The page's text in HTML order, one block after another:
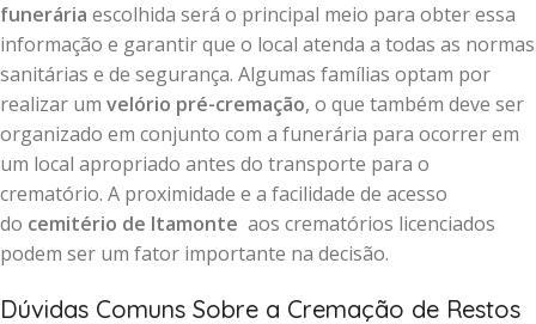
funerária escolhida será o principal meio para obter essa
informação e garantir que o local atenda a todas as normas
sanitárias e de segurança. Algumas famílias optam por
realizar um velório pré-cremação, o que também deve ser
organizado em conjunto com a funerária para ocorrer em
um local apropriado antes do transporte para o
crematório. A proximidade e a facilidade de acesso
do cemitério de Itamonte aos crematórios licenciados
podem ser um fator importante na decisão.
Dúvidas Comuns Sobre a Cremação de Restos